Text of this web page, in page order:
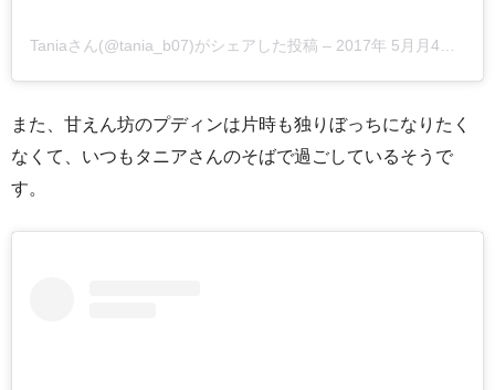
Taniaさん(@tania_b07)がシェアした投稿 – 2017年 5月月4日午前9時36分PDT
また、甘えん坊のプディンは片時も独りぼっちになりたく
なくて、いつもタニアさんのそばで過ごしているそうで
す。